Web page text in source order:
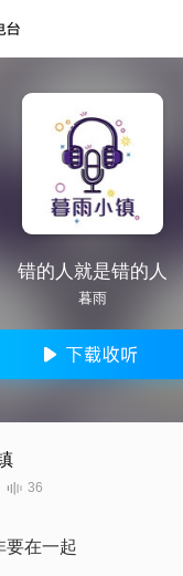
错的人就是错的人
暮雨
36
要在一起